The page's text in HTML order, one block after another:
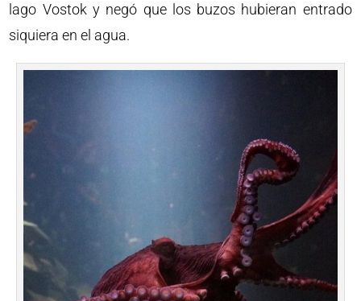
lago Vostok y negó que los buzos hubieran entrado
siquiera en el agua.